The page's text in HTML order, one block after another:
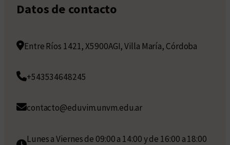
Datos de contacto
Entre Ríos 1421, X5900AGI, Villa María, Córdoba
+543534648245
contacto@eduvim.unvm.edu.ar
Lunes a Viernes de 09:00 a 14:00 y de 16:00 a 18:00